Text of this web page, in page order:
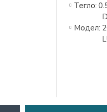
Тегло:
Модел: